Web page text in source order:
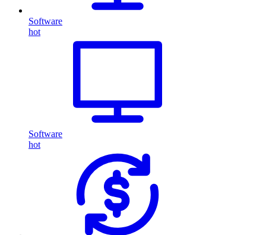
Software
hot
Software
hot